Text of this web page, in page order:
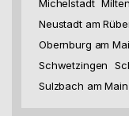
Michelstadt
Neustadt am
Obernburg am
Schwetzingen
Sulzbach am